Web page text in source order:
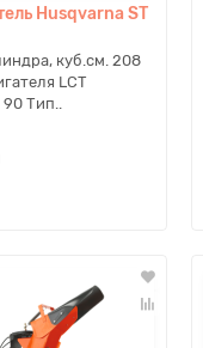
Husqvarna ST
куб.см. 208
LCT
Тип..